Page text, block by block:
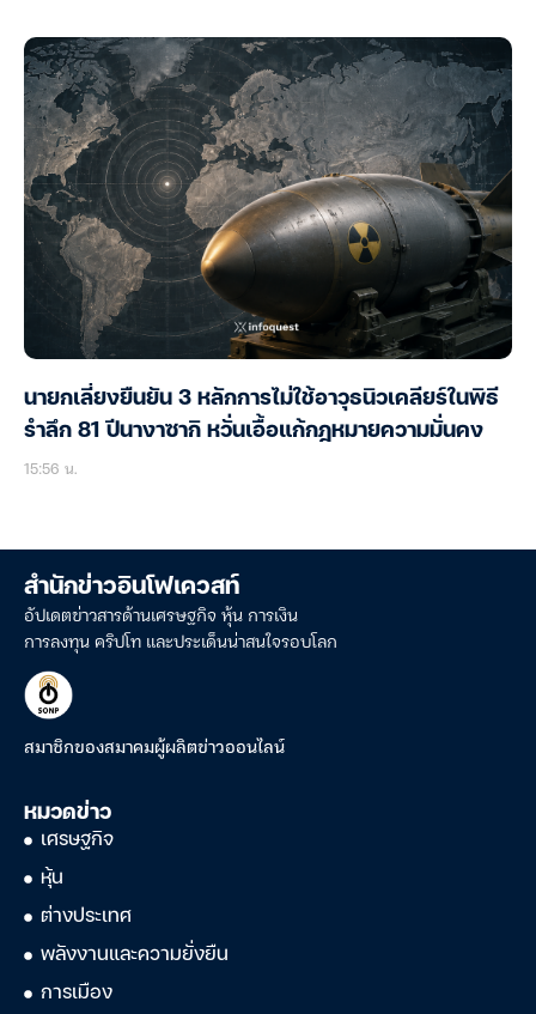
นายกเลี่ยงยืนยัน 3 หลักการไม่ใช้อาวุธนิวเคลียร์ในพิธี
รำลึก 81 ปีนางาซากิ หวั่นเอื้อแก้กฎหมายความมั่นคง
15:56 น.
สำนักข่าวอินโฟเควสท์
อัปเดตข่าวสารด้านเศรษฐกิจ หุ้น การเงิน
การลงทุน คริปโท และประเด็นน่าสนใจรอบโลก
สมาชิกของสมาคมผู้ผลิตข่าวออนไลน์
หมวดข่าว
เศรษฐกิจ
หุ้น
ต่างประเทศ
พลังงานและความยั่งยืน
การเมือง